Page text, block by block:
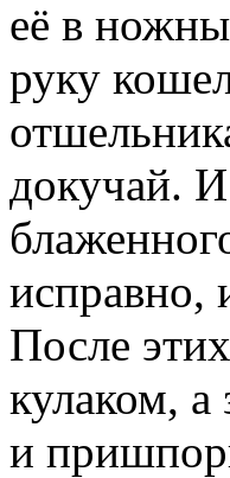
её в
руку
докучай.
исправно,
После
кулаком, а
и